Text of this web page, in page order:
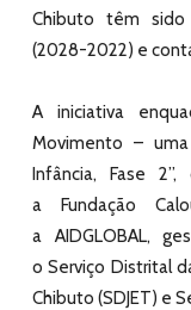
Chibuto têm
(2028-2022) e
A iniciativa
Movimento –
Infância, Fase 2”,
a Fundação
a AIDGLOBAL,
o Serviço Distrital
Chibuto (SDJET) e